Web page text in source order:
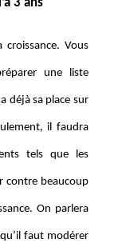
3 ans
Vous
une liste
déjà sa place sur
il faudra
tels que les
contre beaucoup
On parlera
faut modérer